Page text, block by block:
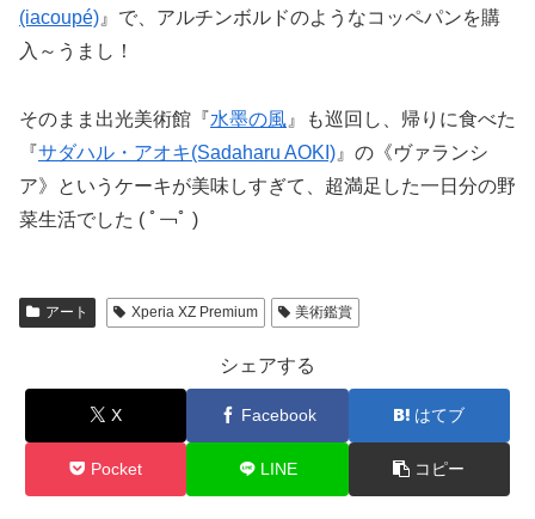
(iacoupé) 』で、アルチンボルドのようなコッペパンを購
入～うまし！
そのまま出光美術館『水墨の風 』も巡回し、帰りに食べた
『サダハル・アオキ(Sadaharu AOKI) 』の《ヴァランシ
ア》というケーキが美味しすぎて、超満足した一日分の野
菜生活でした ( ﾟ￢ﾟ )
アート Xperia XZ Premium 美術鑑賞
シェアする
X Facebook はてブ
Pocket LINE コピー